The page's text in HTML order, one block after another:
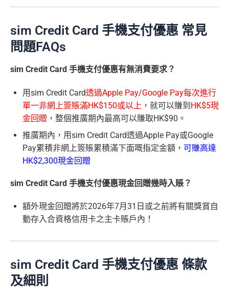
sim Credit Card 手機支付優惠 常見
問題FAQs
sim Credit Card 手機支付優惠有無消費要求？
用sim Credit Card透過Apple Pay/Google Pay每次進行
單一非網上簽賬滿HK$150或以上 ，就可以賺到 HK$5現
金回贈 ，整個推廣期內最高可以賺取HK$90。
推廣期內，用sim Credit Card透過Apple Pay或Google
Pay累積非網上簽賬累積滿下面嘅指定金額， 可賺高達
HK$2,300現金回贈
sim Credit Card 手機支付優惠現金回贈幾時入賬？
額外現金回贈將於2026年7月31日或之前將有關獎賞自
動存入合資格信用卡之主卡賬戶內！
sim Credit Card 手機支付優惠 條款
及細則